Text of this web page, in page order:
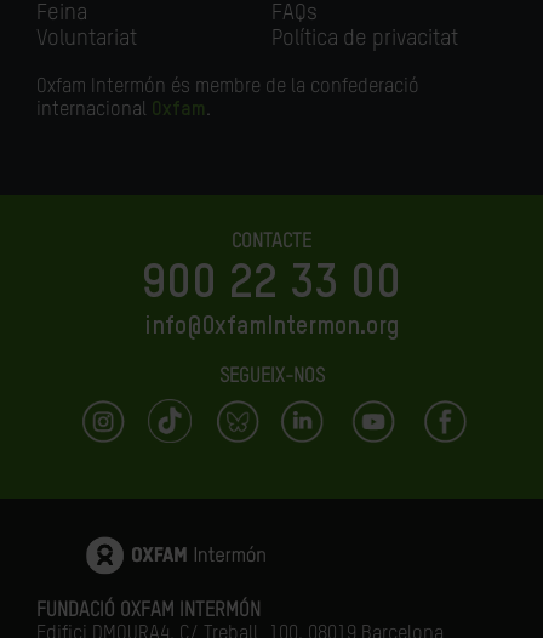
Feina
Voluntariat
FAQs
Política de privacitat
Oxfam Intermón és membre de la confederació
internacional Oxfam.
CONTACTE
900 22 33 00
info@OxfamIntermon.org
SEGUEIX-NOS
FUNDACIÓ OXFAM INTERMÓN